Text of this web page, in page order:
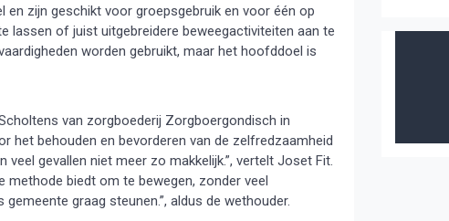
zijn geschikt voor groepsgebruik en voor één op
lassen of juist uitgebreidere beweegactiviteiten aan te
worden gebruikt, maar het hoofddoel is
van zorgboederij Zorgboergondisch in
het behouden en bevorderen van de zelfredzaamheid
gevallen niet meer zo makkelijk.”, vertelt Joset Fit.
methode biedt om te bewegen, zonder veel
graag steunen.”, aldus de wethouder.